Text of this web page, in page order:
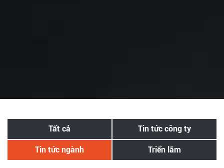
Tất cả Tin tức công ty
Tin tức ngành Triển lãm